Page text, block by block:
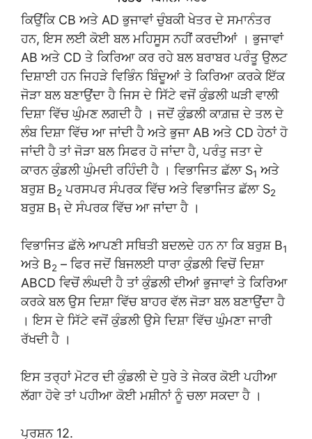
ਕਿਉਂਕਿ CB ਅਤੇ AD ਭੁਜਾਵਾਂ ਚੁੰਬਕੀ ਖੇਤਰ ਦੇ ਸਮਾਨੰਤਰ
ਹਨ, ਇਸ ਲਈ ਕੋਈ ਬਲ ਮਹਿਸੂਸ ਨਹੀਂ ਕਰਦੀਆਂ । ਭੁਜਾਵਾਂ
AB ਅਤੇ CD ਤੇ ਕਿਰਿਆ ਕਰ ਰਹੇ ਬਲ ਬਰਾਬਰ ਪਰੰਤੂ ਉਲਟ
ਦਿਸ਼ਾਈ ਹਨ ਜਿਹੜੇ ਵਿਭਿੰਨ ਬਿੰਦੂਆਂ ਤੇ ਕਿਰਿਆ ਕਰਕੇ ਇੱਕ
ਜੋੜਾ ਬਲ ਬਣਾਉਂਦਾ ਹੈ ਜਿਸ ਦੇ ਸਿੱਟੇ ਵਜੋਂ ਕੁੰਡਲੀ ਘੜੀ ਵਾਲੀ
ਦਿਸ਼ਾ ਵਿੱਚ ਘੁੰਮਣ ਲਗਦੀ ਹੈ । ਜਦੋਂ ਕੁੰਡਲੀ ਕਾਗ਼ਜ਼ ਦੇ ਤਲ ਦੇ
ਲੰਬ ਦਿਸ਼ਾ ਵਿੱਚ ਆ ਜਾਂਦੀ ਹੈ ਅਤੇ ਭੁਜਾ AB ਅਤੇ CD ਹੇਠਾਂ ਹੋ
ਜਾਂਦੀ ਹੈ ਤਾਂ ਜੋੜਾ ਬਲ ਸਿਫਰ ਹੋ ਜਾਂਦਾ ਹੈ, ਪਰੰਤੁ ਜਤਾ ਦੇ
ਕਾਰਨ ਕੁੰਡਲੀ ਘੁੰਮਦੀ ਰਹਿੰਦੀ ਹੈ । ਵਿਭਾਜਿਤ ਛੱਲਾ S1 ਅਤੇ
ਬਰੁਸ਼ B2 ਪਰਸਪਰ ਸੰਪਰਕ ਵਿੱਚ ਅਤੇ ਵਿਭਾਜਿਤ ਛੱਲਾ S2
ਬਰੁਸ਼ B1 ਦੇ ਸੰਪਰਕ ਵਿੱਚ ਆ ਜਾਂਦਾ ਹੈ ।
ਵਿਭਾਜਿਤ ਛੱਲੇ ਆਪਣੀ ਸਥਿਤੀ ਬਦਲਦੇ ਹਨ ਨਾ ਕਿ ਬਰੁਸ਼ B1
ਅਤੇ B2 – ਫਿਰ ਜਦੋਂ ਬਿਜਲਈ ਧਾਰਾ ਕੁੰਡਲੀ ਵਿਚੋਂ ਦਿਸ਼ਾ
ABCD ਵਿਚੋਂ ਲੰਘਦੀ ਹੈ ਤਾਂ ਕੁੰਡਲੀ ਦੀਆਂ ਭੁਜਾਵਾਂ ਤੇ ਕਿਰਿਆ
ਕਰਕੇ ਬਲ ਉਸ ਦਿਸ਼ਾ ਵਿੱਚ ਬਾਹਰ ਵੱਲ ਜੋੜਾ ਬਲ ਬਣਾਉਂਦਾ ਹੈ
। ਇਸ ਦੇ ਸਿੱਟੇ ਵਜੋਂ ਕੁੰਡਲੀ ਉਸੇ ਦਿਸ਼ਾ ਵਿੱਚ ਘੁੰਮਣਾ ਜਾਰੀ
ਰੱਖਦੀ ਹੈ ।
ਇਸ ਤਰ੍ਹਾਂ ਮੋਟਰ ਦੀ ਕੁੰਡਲੀ ਦੇ ਧੁਰੇ ਤੇ ਜੇਕਰ ਕੋਈ ਪਹੀਆ
ਲੱਗਾ ਹੋਵੇ ਤਾਂ ਪਹੀਆ ਕੋਈ ਮਸ਼ੀਨਾਂ ਨੂੰ ਚਲਾ ਸਕਦਾ ਹੈ ।
ਪ੍ਰਸ਼ਨ 12.